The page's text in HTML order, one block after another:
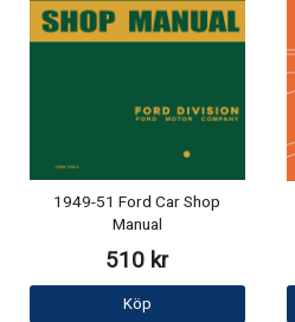
1949-51 Ford Car Shop
Manual
510 kr
Köp